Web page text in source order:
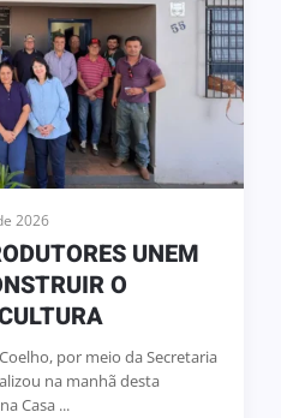
2026
UNEM
O
por meio da Secretaria
na manhã desta
Casa ...